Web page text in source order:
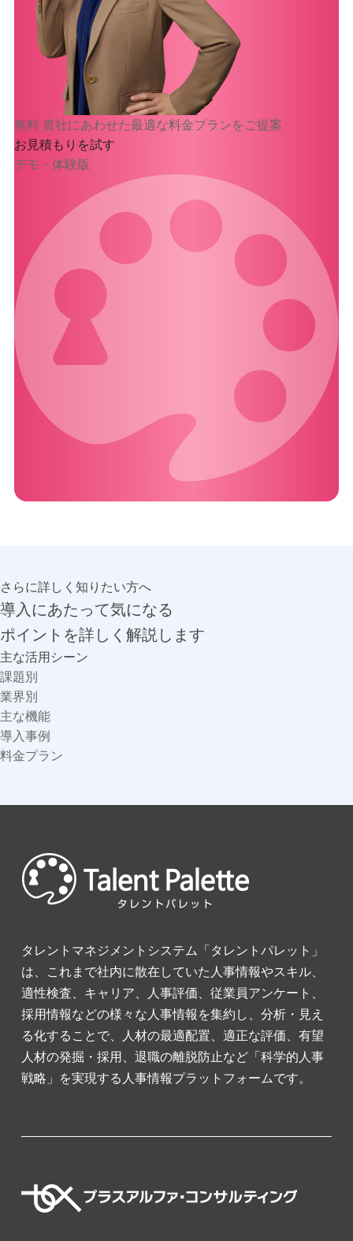
無料 貴社にあわせた最適な料金プランをご提案
お見積もりを試す
デモ・体験版
さらに詳しく知りたい方へ
導入にあたって気になる
ポイントを詳しく解説します
主な活用シーン
課題別
業界別
主な機能
導入事例
料金プラン
タレントマネジメントシステム「タレントパレット」
は、これまで社内に散在していた人事情報やスキル、
適性検査、キャリア、人事評価、従業員アンケート、
採用情報などの様々な人事情報を集約し、分析・見え
る化することで、人材の最適配置、適正な評価、有望
人材の発掘・採用、退職の離脱防止など「科学的人事
戦略」を実現する人事情報プラットフォームです。